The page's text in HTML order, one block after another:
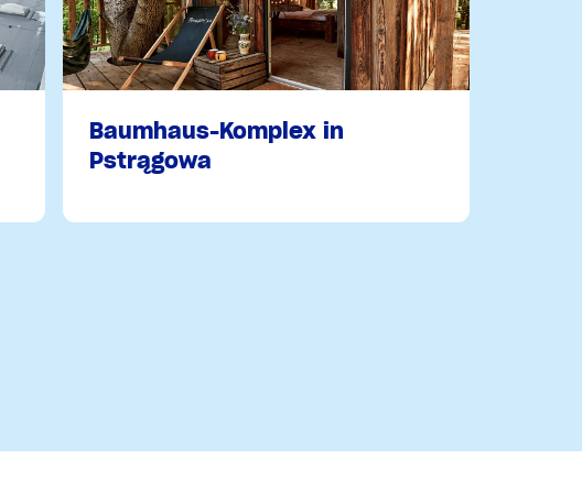
Baumhaus-Komplex in
Pstrągowa